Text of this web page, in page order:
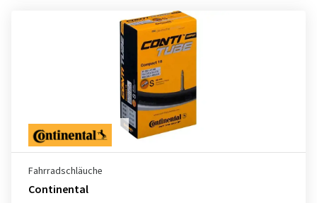
Fahrradschläuche
Continental